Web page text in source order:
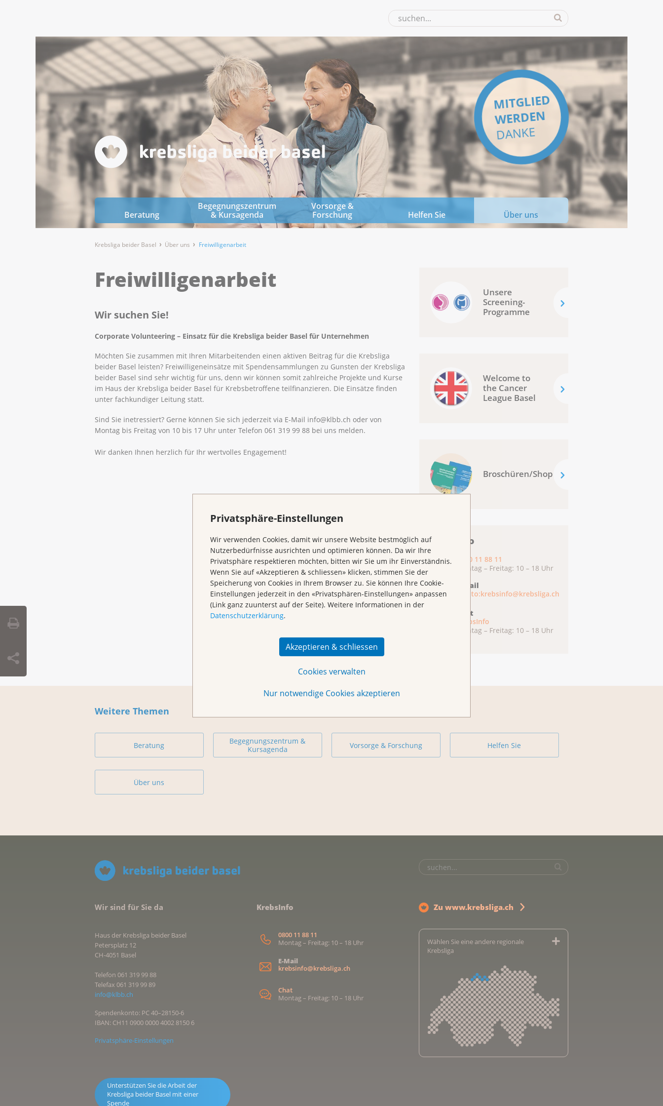
Privatsphäre-Einstellungen
Wir verwenden Cookies, damit wir unsere Website bestmöglich auf
Nutzerbedürfnisse ausrichten und optimieren können. Da wir Ihre
Privatsphäre respektieren möchten, bitten wir Sie um ihr Einverständnis.
Wenn Sie auf «Akzeptieren & schliessen» klicken, stimmen Sie der
Speicherung von Cookies in Ihrem Browser zu. Sie können Ihre Cookie-
Einstellungen jederzeit in den «Privatsphären-Einstellungen» anpassen
(Link ganz zuunterst auf der Seite). Weitere Informationen in der
Datenschutzerklärung.
Akzeptieren & schliessen
Cookies verwalten
Nur notwendige Cookies akzeptieren
MITGLIED
WERDEN
DANKE
Beratung
Begegnungszentrum
& Kursagenda
Vorsorge &
Forschung
Helfen Sie Über uns
Krebsliga beider Basel Über uns Freiwilligenarbeit
Freiwilligenarbeit
Wir suchen Sie!
Corporate Volunteering – Einsatz für die Krebsliga beider Basel für Unternehmen
Möchten Sie zusammen mit Ihren Mitarbeitenden einen aktiven Beitrag für die Krebsliga
beider Basel leisten? Freiwilligeneinsätze mit Spendensammlungen zu Gunsten der Krebsliga
beider Basel sind sehr wichtig für uns, denn wir können somit zahlreiche Projekte und Kurse
im Haus der Krebsliga beider Basel für Krebsbetroffene teilfinanzieren. Die Einsätze finden
unter fachkundiger Leitung statt.
Sind Sie inetressiert? Gerne können Sie sich jederzeit via E-Mail info@klbb.ch oder von
Montag bis Freitag von 10 bis 17 Uhr unter Telefon 061 319 99 88 bei uns melden.
Wir danken Ihnen herzlich für Ihr wertvolles Engagement!
Unsere
Screening-
Programme
Welcome to
the Cancer
League Basel
Broschüren/Shop
KrebsInfo
0800 11 88 11
Montag – Freitag: 10 – 18 Uhr
E-Mail
mailto:krebsinfo@krebsliga.ch
Chat
KrebsInfo
Montag – Freitag: 10 – 18 Uhr
Weitere Themen
Beratung
Begegnungszentrum &
Kursagenda
Vorsorge & Forschung Helfen Sie
Über uns
Wir sind für Sie da
Haus der Krebsliga beider Basel
Petersplatz 12
CH-4051 Basel
Telefon 061 319 99 88
Telefax 061 319 99 89
info@klbb.ch
Spendenkonto: PC 40–28150-6
IBAN: CH11 0900 0000 4002 8150 6
Privatsphäre-Einstellungen
Unterstützen Sie die Arbeit der
Krebsliga beider Basel mit einer
Spende
KrebsInfo
0800 11 88 11
Montag – Freitag: 10 – 18 Uhr
E-Mail
krebsinfo@krebsliga.ch
Chat
Montag – Freitag: 10 – 18 Uhr
Zu www.krebsliga.ch
Wählen Sie eine andere regionale
Krebsliga